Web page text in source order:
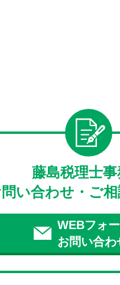
藤島税理士
い合わせ・ご
WEBフォ
お問い合わ